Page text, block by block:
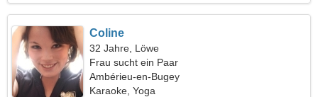
Coline
32 Jahre, Löwe
Frau sucht ein Paar
Ambérieu-en-Bugey
Karaoke, Yoga